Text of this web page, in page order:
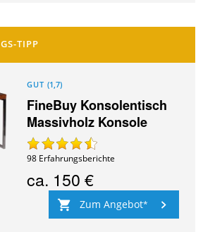
GUT (1,7)
FineBuy Konsolentisch
Massivholz Konsole
98 Erfahrungsberichte
ca. 150 €
Zum Angebot